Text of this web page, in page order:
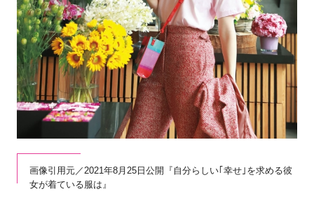
画像引用元／2021年8月25日公開『自分らしい｢幸せ｣を求める彼
女が着ている服は』